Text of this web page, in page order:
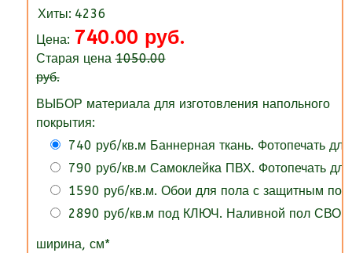
Хиты: 4236
Цена: 740.00 руб.
Старая цена1050.00
руб.
ВЫБОР материала для изготовления напольного
покрытия:
740 руб/кв.м Баннерная ткань. Фотопечать
790 руб/кв.м Самоклейка ПВХ. Фотопечать
1590 руб/кв.м. Обои для пола с защитным
2890 руб/кв.м под КЛЮЧ. Наливной пол
ширина, см*